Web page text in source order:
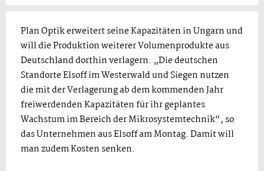
Plan Optik erweitert seine Kapazitäten in Ungarn und
will die Produktion weiterer Volumenprodukte aus
Deutschland dorthin verlagern. „Die deutschen
Standorte Elsoff im Westerwald und Siegen nutzen
die mit der Verlagerung ab dem kommenden Jahr
freiwerdenden Kapazitäten für ihr geplantes
Wachstum im Bereich der Mikrosystemtechnik“, so
das Unternehmen aus Elsoff am Montag. Damit will
man zudem Kosten senken.